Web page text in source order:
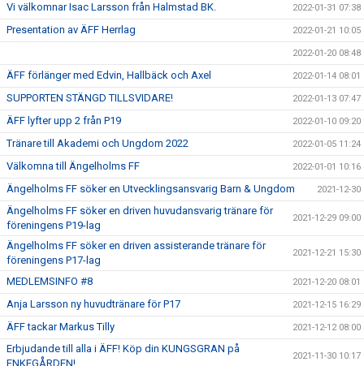
Vi välkomnar Isac Larsson från Halmstad BK. 2022-01-31 07:38
Presentation av ÄFF Herrlag 2022-01-21 10:05
2022-01-20 08:48
ÄFF förlänger med Edvin, Hallbäck och Axel 2022-01-14 08:01
SUPPORTEN STÄNGD TILLSVIDARE! 2022-01-13 07:47
ÄFF lyfter upp 2 från P19 2022-01-10 09:20
Tränare till Akademi och Ungdom 2022 2022-01-05 11:24
Välkomna till Ängelholms FF 2022-01-01 10:16
Ängelholms FF söker en Utvecklingsansvarig Barn & Ungdom 2021-12-30
Ängelholms FF söker en driven huvudansvarig tränare för
föreningens P19-lag
2021-12-29 09:00
Ängelholms FF söker en driven assisterande tränare för
föreningens P17-lag
2021-12-21 15:30
MEDLEMSINFO #8 2021-12-20 08:01
Anja Larsson ny huvudtränare för P17 2021-12-15 16:29
ÄFF tackar Markus Tilly 2021-12-12 08:00
Erbjudande till alla i ÄFF! Köp din KUNGSGRAN på
ENKEGÅRDEN!
2021-11-30 10:17